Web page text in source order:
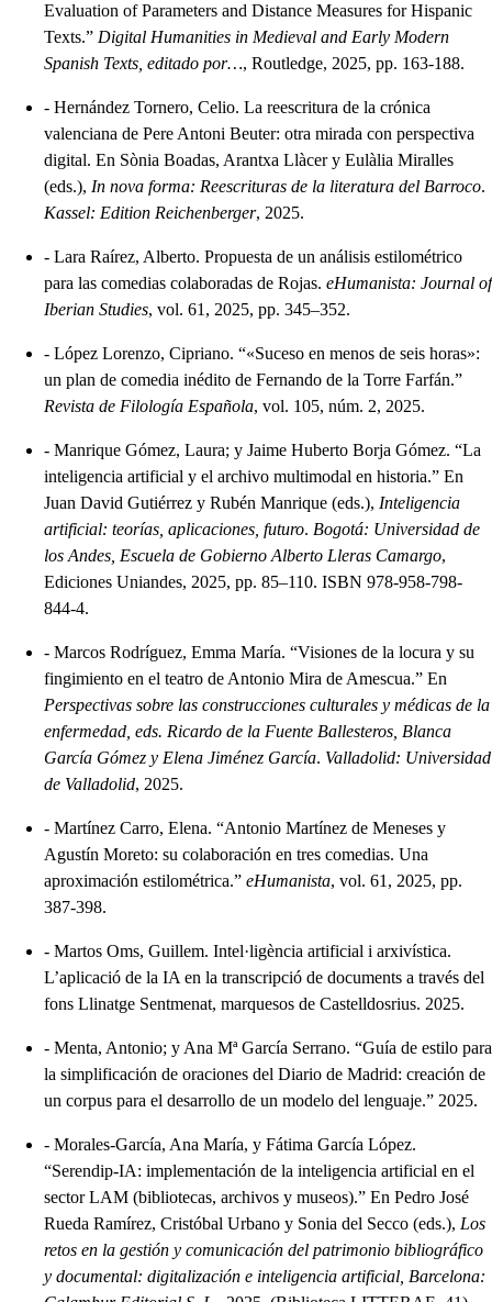
Evaluation of Parameters and Distance Measures for Hispanic
Texts.” Digital Humanities in Medieval and Early Modern
Spanish Texts, editado por…, Routledge, 2025, pp. 163-188.
- Hernández Tornero, Celio. La reescritura de la crónica
valenciana de Pere Antoni Beuter: otra mirada con perspectiva
digital. En Sònia Boadas, Arantxa Llàcer y Eulàlia Miralles
(eds.), In nova forma: Reescrituras de la literatura del Barroco.
Kassel: Edition Reichenberger, 2025.
- Lara Raírez, Alberto. Propuesta de un análisis estilométrico
para las comedias colaboradas de Rojas. eHumanista: Journal of
Iberian Studies, vol. 61, 2025, pp. 345–352.
- López Lorenzo, Cipriano. “«Suceso en menos de seis horas»:
un plan de comedia inédito de Fernando de la Torre Farfán.”
Revista de Filología Española, vol. 105, núm. 2, 2025.
- Manrique Gómez, Laura; y Jaime Huberto Borja Gómez. “La
inteligencia artificial y el archivo multimodal en historia.” En
Juan David Gutiérrez y Rubén Manrique (eds.), Inteligencia
artificial: teorías, aplicaciones, futuro. Bogotá: Universidad de
los Andes, Escuela de Gobierno Alberto Lleras Camargo,
Ediciones Uniandes, 2025, pp. 85–110. ISBN 978-958-798-
844-4.
- Marcos Rodríguez, Emma María. “Visiones de la locura y su
fingimiento en el teatro de Antonio Mira de Amescua.” En
Perspectivas sobre las construcciones culturales y médicas de la
enfermedad, eds. Ricardo de la Fuente Ballesteros, Blanca
García Gómez y Elena Jiménez García. Valladolid: Universidad
de Valladolid, 2025.
- Martínez Carro, Elena. “Antonio Martínez de Meneses y
Agustín Moreto: su colaboración en tres comedias. Una
aproximación estilométrica.” eHumanista, vol. 61, 2025, pp.
387-398.
- Martos Oms, Guillem. Intel·ligència artificial i arxivística.
L’aplicació de la IA en la transcripció de documents a través del
fons Llinatge Sentmenat, marquesos de Castelldosrius. 2025.
- Menta, Antonio; y Ana Mª García Serrano. “Guía de estilo para
la simplificación de oraciones del Diario de Madrid: creación de
un corpus para el desarrollo de un modelo del lenguaje.” 2025.
- Morales-García, Ana María, y Fátima García López.
“Serendip-IA: implementación de la inteligencia artificial en el
sector LAM (bibliotecas, archivos y museos).” En Pedro José
Rueda Ramírez, Cristóbal Urbano y Sonia del Secco (eds.), Los
retos en la gestión y comunicación del patrimonio bibliográfico
y documental: digitalización e inteligencia artificial, Barcelona: